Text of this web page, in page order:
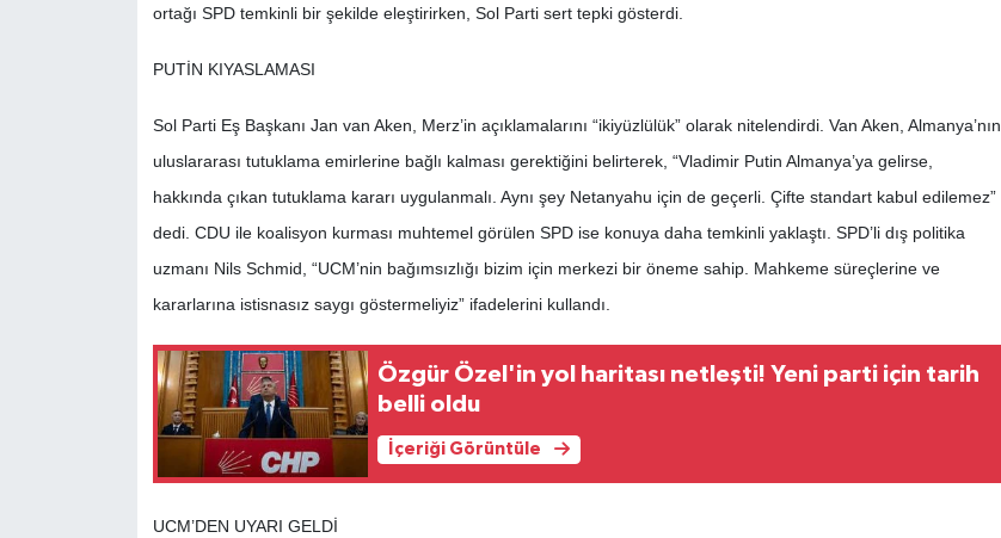
ortağı SPD temkinli bir şekilde eleştirirken, Sol Parti sert tepki gösterdi.
PUTİN KIYASLAMASI
Sol Parti Eş Başkanı Jan van Aken, Merz’in açıklamalarını “ikiyüzlülük” olarak nitelendirdi. Van Aken, Almanya’nın
uluslararası tutuklama emirlerine bağlı kalması gerektiğini belirterek, “Vladimir Putin Almanya’ya gelirse,
hakkında çıkan tutuklama kararı uygulanmalı. Aynı şey Netanyahu için de geçerli. Çifte standart kabul edilemez”
dedi. CDU ile koalisyon kurması muhtemel görülen SPD ise konuya daha temkinli yaklaştı. SPD’li dış politika
uzmanı Nils Schmid, “UCM’nin bağımsızlığı bizim için merkezi bir öneme sahip. Mahkeme süreçlerine ve
kararlarına istisnasız saygı göstermeliyiz” ifadelerini kullandı.
Özgür Özel'in yol haritası netleşti! Yeni parti için tarih
belli oldu
İçeriği Görüntüle
UCM’DEN UYARI GELDİ